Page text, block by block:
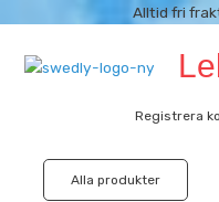
innehåll
Alltid fri
Registrera
Alla produkter